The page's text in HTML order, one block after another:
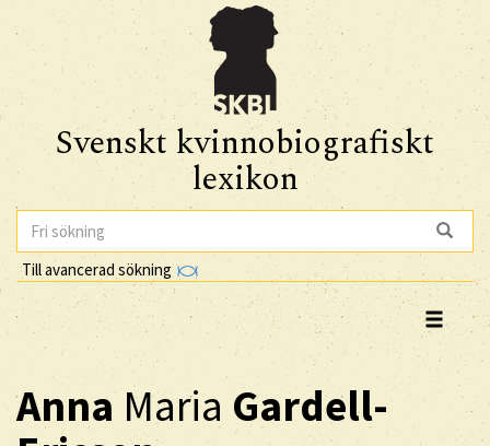
Svenskt kvinnobiografiskt
lexikon
Till avancerad sökning
Anna Maria Gardell-